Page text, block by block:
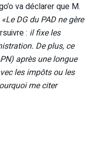
va déclarer que M.
«Le DG du PAD ne gère
: il fixe les
De plus, ce
après une longue
les impôts ou les
me citer